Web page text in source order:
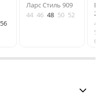
56
Ларс Стиль 909
44 46 48 50 52